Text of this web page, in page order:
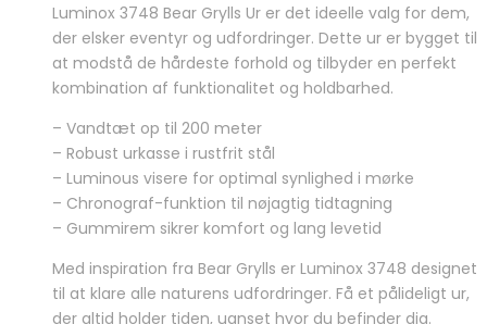
pris
var:
6.999,00 kr..
pris
er:
6.495,00 kr..
Luminox 3748 Bear Grylls Ur er det ideelle valg for dem,
der elsker eventyr og udfordringer. Dette ur er bygget til
at modstå de hårdeste forhold og tilbyder en perfekt
kombination af funktionalitet og holdbarhed.
– Vandtæt op til 200 meter
– Robust urkasse i rustfrit stål
– Luminous visere for optimal synlighed i mørke
– Chronograf-funktion til nøjagtig tidtagning
– Gummirem sikrer komfort og lang levetid
Med inspiration fra Bear Grylls er Luminox 3748 designet
til at klare alle naturens udfordringer. Få et pålideligt ur,
der altid holder tiden, uanset hvor du befinder dig.